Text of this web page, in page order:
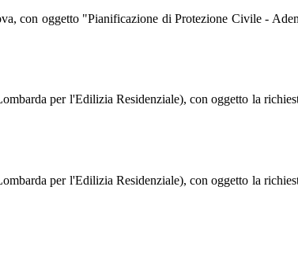
con oggetto "Pianificazione di Protezione Civile -
per l'Edilizia Residenziale), con oggetto la
per l'Edilizia Residenziale), con oggetto la